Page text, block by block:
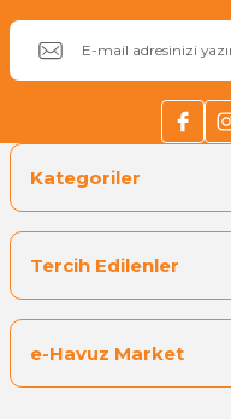
₺ 7.369,59
Stokta Yok
Kategoriler
Tercih Edilenler
e-Havuz Market